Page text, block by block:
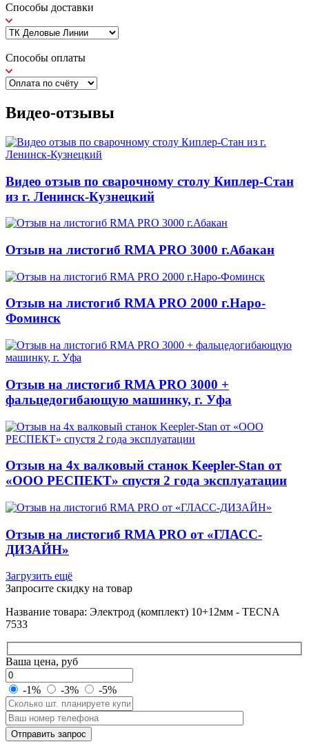
Способы доставки
Способы оплаты
Видео-отзывы
Видео отзыв по сварочному столу Киплер-Стан
из г. Ленинск-Кузнецкий
Отзыв на листогиб RMA PRO 3000 г.Абакан
Отзыв на листогиб RMA PRO 2000 г.Наро-
Фоминск
Отзыв на листогиб RMA PRO 3000 +
фальцедогибающую машинку, г. Уфа
Отзыв на 4х валковый станок Keepler-Stan от
«ООО РЕСПЕКТ» спустя 2 года эксплуатации
Отзыв на листогиб RMA PRO от «ГЛАСС-
ДИЗАЙН»
Загрузить ещё
Запросите скидку на товар
Название товара: Электрод (комплект) 10+12мм - TECNA
7533
Ваша цена, руб
-1% -3% -5%
Оставьте
это
Отправить запрос